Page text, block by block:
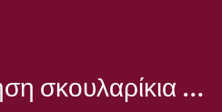
Χονδρική πώληση σκουλαρίκια με σταυρό